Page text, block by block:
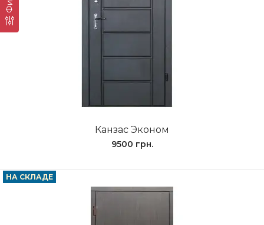
Канзас Эконом
9500 грн.
НА СКЛАДЕ